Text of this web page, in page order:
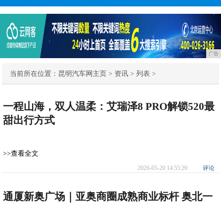
广告
当前所在位置： 昆明汽车网主页 > 资讯 > 列表 >
一程山海，双人温柔：艾瑞泽8 PRO解锁520最
甜出行方式
>>查看全文
2026-05-20 14:55:20 评论
通厦新奥广场｜亚奥商圈成熟商业标杆 奥北一